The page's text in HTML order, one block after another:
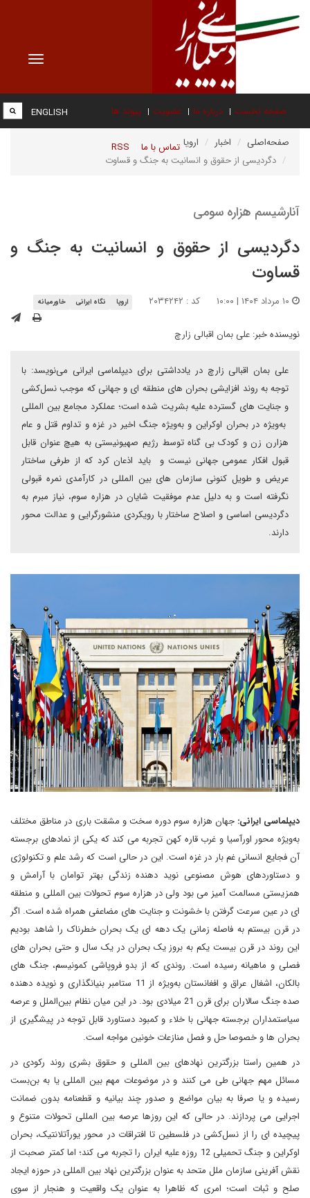
Toggle
صفحه نخست درباره ما عضویت پیوند ها
تماس با ما RSS
ENGLISH
صفحه‌اصلی اخبار
اروپا
دگردیسی از حقوق و انسانیت به جنگ و قساوت
آنارشیسم هزاره سومی
دگردیسی از حقوق و انسانیت به جنگ و
قساوت
کد : ۲۰۳۴۲۴۲ اروپا نگاه ایرانی خاورمیانه
نویسنده خبر: علی بمان اقبالی زارچ
علی بمان اقبالی زارچ در یادداشتی برای دیپلماسی ایرانی می‌نویسد: با
توجه به روند افزایشی بحران های منطقه ای و جهانی که موجب نسل‌کشی
و جنایت های گسترده علیه بشریت شده است؛ عملکرد مجامع بین المللی
به‌ویژه در بحران اوکراین و به‌ویژه جنگ اخیر در غزه و تداوم قتل و عام
هزارن زن و کودک بی گناه توسط رژیم صهیونیستی به هیچ عنوان قابل
قبول افکار عمومی جهانی نیست و باید اذعان کرد که از طرفی ساختار
عریض و طویل کنونی سازمان های بین المللی در کارآمدی نمره قبولی
نگرفته است و به دلیل عدم موفقیت شایان در هزاره سوم، نیاز مبرم به
دگردیسی اساسی و اصلاح ساختار با رویکردی منشورگرایی و عدالت محور
دارند.
دیپلماسی ایرانی: جهان هزاره سوم دوره سخت و مشقت باری در مناطق مختلف
به‌ویژه محور اورآسیا و غرب قاره کهن تجربه می کند که یکی از نمادهای برجسته
آن فجایع انسانی غم بار در غزه است. این در حالی است که رشد علم و تکنولوژی
و دستاوردهای هوش مصنوعی نوید دهنده زندگی بهتر توامان با آرامش و
همزیستی مسالمت آمیز می بود ولی در هزاره سوم تحولات بین المللی و منطقه
ای در عین سرعت گرفتن با خشونت و جنایت های مضاعفی همراه شده است. اگر
در قرن بیستم به فاصله زمانی یک دهه ای یک بحران خطرناک را شاهد بودیم
این روند در قرن بیست یکم به بروز یک بحران در یک سال و حتی بحران های
فصلی و ماهیانه رسیده است. روندی که از بدو فروپاشی کمونیسم، جنگ های
بالکان، اشغال عراق و افغانستان به‌ویژه از 11 ستامبر بنیانگذاری و نویده دهنده
صده جنگ سالاران برای قرن 21 میلادی بود. در این میان نظام بین‌الملل و عرصه
سیاستمداران برجسته جهانی با خلاء و کمبود دستاورد قابل توجه در پیشگیری از
بحران ها و خصوصا حل و فصل منازعات خونین مواجه است.
در همین راستا بزرگترین نهادهای بین المللی و حقوق بشری روند رکودی در
مسائل مهم جهانی طی می کنند و در موضوعات مهم بین المللی یا به بن‌بست
رسیده و یا صرفا به بیان مواضع و صدور چند بیانیه و قطعنامه بدون ضمانت
اجرایی می پردازند. در حالی که این روزها عرصه بین المللی تحولات متنوع و
پیچیده ای را از نسل‌کشی در فلسطین تا افتراقات در محور یورآتلانتیک، بحران
اوکراین و جنگ تحمیلی 12 روزه علیه ایران را تجربه می کند؛ اما کمتر صحبت از
نقش آفرینی سازمان ملل متحد به عنوان بزرگترین نهاد بین المللی در حوزه ایجاد
صلح و ثبات است؛ امری که ظاهرا به عنوان یک واقعیت و هنجار از سوی